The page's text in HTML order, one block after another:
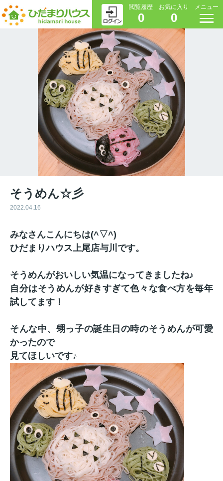
閲覧履歴
0
お気に入り
0
メニュー
そうめん☆彡
2022.04.16
みなさんこんにちは(^▽^)
ひだまりハウス上尾店与川です。
そうめんがおいしい気温になってきましたね♪
自分はそうめんが好きすぎて色々な食べ方を毎年
試してます！
そんな中、甥っ子の誕生日の時のそうめんが可愛
かったので
見てほしいです♪